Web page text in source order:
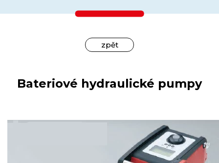
zpět
Bateriové hydraulické pumpy